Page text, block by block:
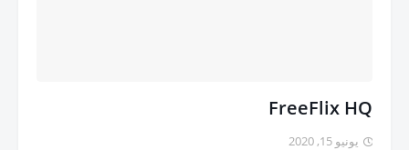
FreeFlix HQ
يونيو 15, 2020